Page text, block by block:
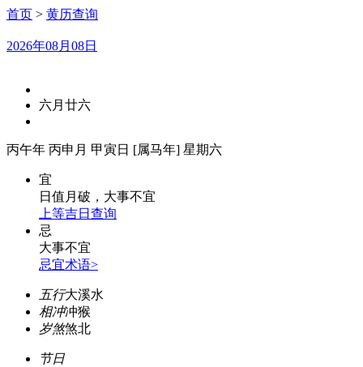
首页 > 黄历查询
2026年08月08日
六月廿六
丙午年 丙申月 甲寅日 [属马年] 星期六
宜
日值月破，大事不宜
上等吉日查询
忌
大事不宜
忌宜术语>
五行大溪水
相冲冲猴
岁煞煞北
节日